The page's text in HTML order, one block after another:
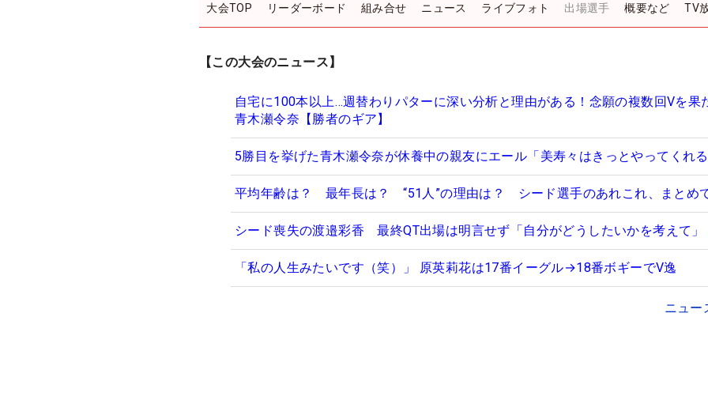
大会TOP リーダーボード 組み合せ ニュース ライブフォト 出場選手 概要など TV
【この大会のニュース】
自宅に100本以上…週替わりパターに深い分析と理由がある！念願の複数回Vを果
青木瀬令奈【勝者のギア】
5勝目を挙げた青木瀬令奈が休養中の親友にエール「美寿々はきっとやってくれ
平均年齢は？ 最年長は？ “51人”の理由は？ シード選手のあれこれ、まとめ
シード喪失の渡邉彩香 最終QT出場は明言せず「自分がどうしたいかを考えて」
「私の人生みたいです（笑）」 原英莉花は17番イーグル→18番ボギーでV逸
ニュー